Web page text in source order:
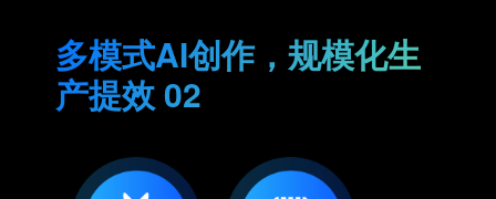
多模式AI创作，规模化生
产提效 02